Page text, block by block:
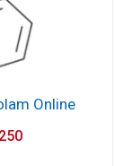
Online